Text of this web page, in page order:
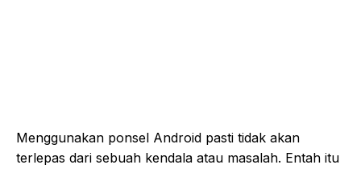
Menggunakan ponsel Android pasti tidak akan
terlepas dari sebuah kendala atau masalah. Entah itu